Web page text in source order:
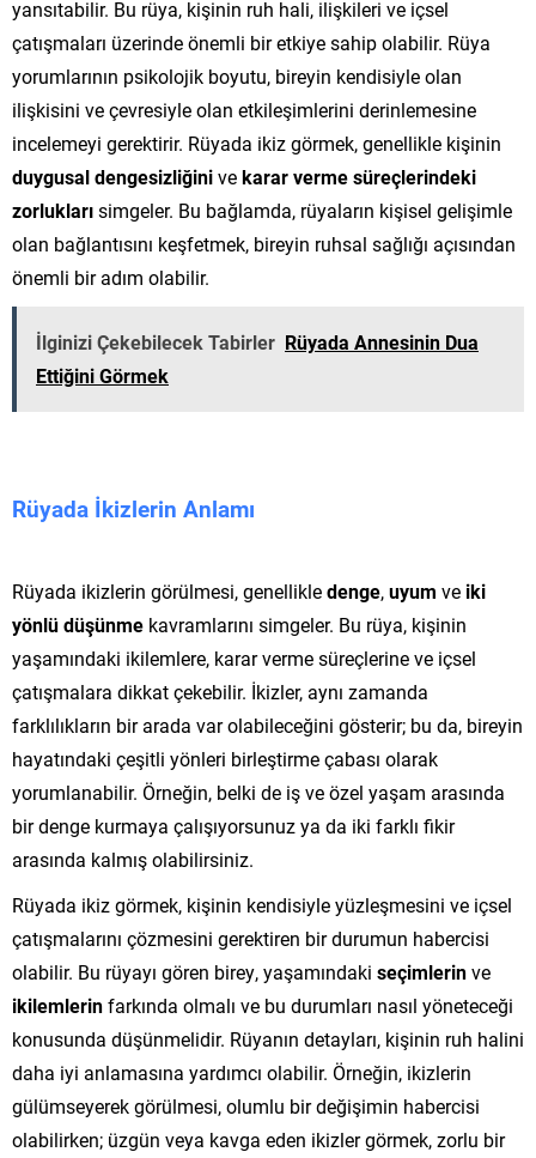
yansıtabilir. Bu rüya, kişinin ruh hali, ilişkileri ve içsel
çatışmaları üzerinde önemli bir etkiye sahip olabilir. Rüya
yorumlarının psikolojik boyutu, bireyin kendisiyle olan
ilişkisini ve çevresiyle olan etkileşimlerini derinlemesine
incelemeyi gerektirir. Rüyada ikiz görmek, genellikle kişinin
duygusal dengesizliğinivekarar verme süreçlerindeki
zorluklarısimgeler. Bu bağlamda, rüyaların kişisel gelişimle
olan bağlantısını keşfetmek, bireyin ruhsal sağlığı açısından
önemli bir adım olabilir.
İlginizi Çekebilecek Tabirler Rüyada Annesinin Dua
Ettiğini Görmek
Rüyada İkizlerin Anlamı
Rüyada ikizlerin görülmesi, genellikledenge,uyum ve iki
yönlü düşünme kavramlarını simgeler. Bu rüya, kişinin
yaşamındaki ikilemlere, karar verme süreçlerine ve içsel
çatışmalara dikkat çekebilir. İkizler, aynı zamanda
farklılıkların bir arada var olabileceğini gösterir; bu da, bireyin
hayatındaki çeşitli yönleri birleştirme çabası olarak
yorumlanabilir. Örneğin, belki de iş ve özel yaşam arasında
bir denge kurmaya çalışıyorsunuz ya da iki farklı fikir
arasında kalmış olabilirsiniz.
Rüyada ikiz görmek, kişinin kendisiyle yüzleşmesini ve içsel
çatışmalarını çözmesini gerektiren bir durumun habercisi
olabilir. Bu rüyayı gören birey, yaşamındaki seçimlerinve
ikilemlerinfarkında olmalı ve bu durumları nasıl yöneteceği
konusunda düşünmelidir. Rüyanın detayları, kişinin ruh halini
daha iyi anlamasına yardımcı olabilir. Örneğin, ikizlerin
gülümseyerek görülmesi, olumlu bir değişimin habercisi
olabilirken; üzgün veya kavga eden ikizler görmek, zorlu bir